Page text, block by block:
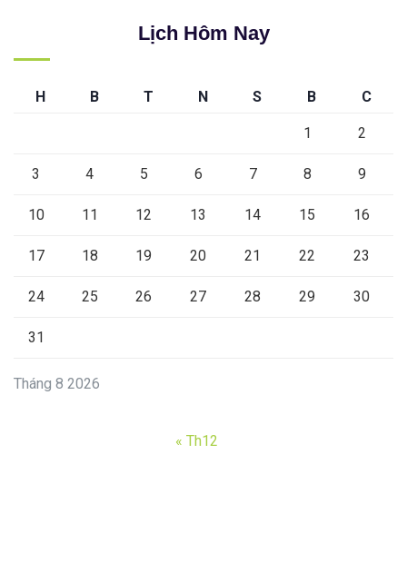
Lịch Hôm Nay
Tháng 8 2026
H B T N S B C
1 2
3 4 5 6 7 8 9
10 11 12 13 14 15 16
17 18 19 20 21 22 23
24 25 26 27 28 29 30
31
« Th12